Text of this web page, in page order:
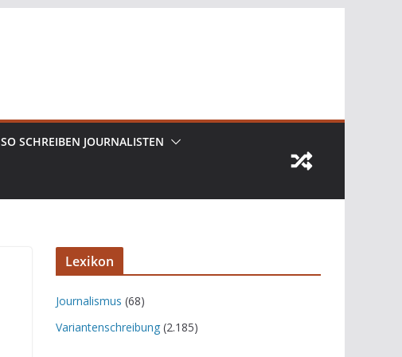
SO SCHREIBEN JOURNALISTEN
Lexikon
Journalismus (68)
Variantenschreibung (2.185)